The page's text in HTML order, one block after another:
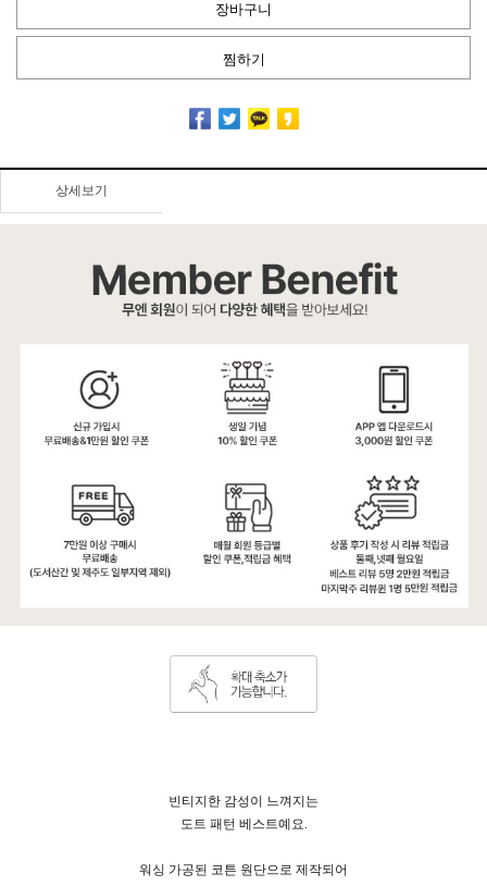
장바구니
찜하기
상세보기
빈티지한 감성이 느껴지는
도트 패턴 베스트예요.
워싱 가공된 코튼 원단으로 제작되어